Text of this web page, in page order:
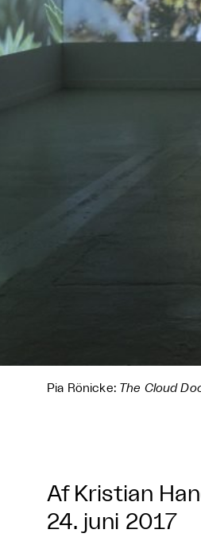
Pia Rönicke: The Cloud
Af Kristian
24. juni 2017